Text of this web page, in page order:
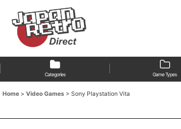
Categories Game Types
Home > Video Games > Sony Playstation Vita